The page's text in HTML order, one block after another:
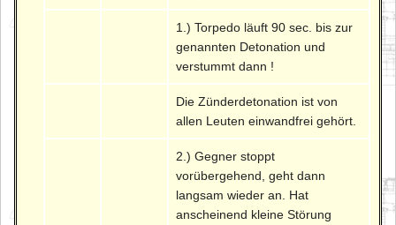
1.) Torpedo läuft 90 sec. bis zur
genannten Detonation und
verstummt dann !
Die Zünderdetonation ist von
allen Leuten einwandfrei gehört.
2.) Gegner stoppt
vorübergehend, geht dann
langsam wieder an. Hat
anscheinend kleine Störung